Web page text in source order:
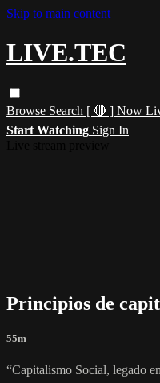
Skip to main content
LIVE.TEC
Browse Search [ 🔴 ] Now
Start Watching Sign In
Principios de
55m
“Capitalismo Social, legado